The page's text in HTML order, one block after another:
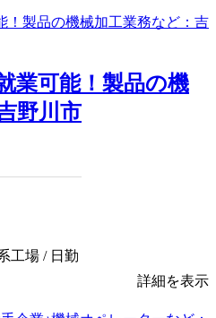
業可能！製品の機
野川市
工場 / 日勤
詳細を表示